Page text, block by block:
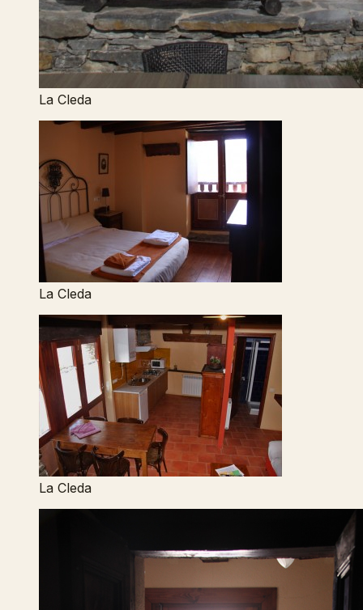
La Cleda
La Cleda
La Cleda